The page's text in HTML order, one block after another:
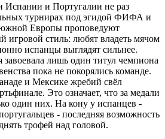
Испании и Португалии не раз
турнирах под эгидой ФИФА и
Европы проповедуют
игровой стиль: любят владеть мячом
испанцы выглядят сильнее.
завоевала лишь один титул чемпиона
пока не покорялись команде.
и Мексике жребий свёл
Это означает, что за медали
один них. На кону у испанцев -
- последняя возможность
трофей над головой.